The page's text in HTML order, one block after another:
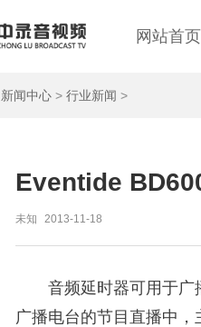
网站首页
新闻中心 > 行业新闻 >
Eventide
未知 2013-11-18
音频延时器可用于广
广播电台的节目直播中